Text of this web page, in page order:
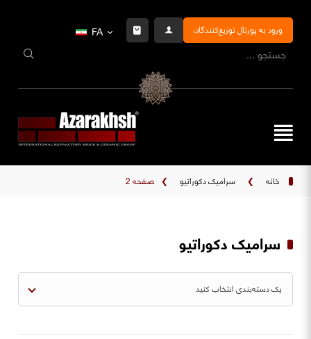
ورود به پورتال توزیع‌کنندگان FA
خانه ❯ سرامیک دکوراتیو ❯ صفحه 2
سرامیک دکوراتیو
یک دسته‌بندی انتخاب کنید